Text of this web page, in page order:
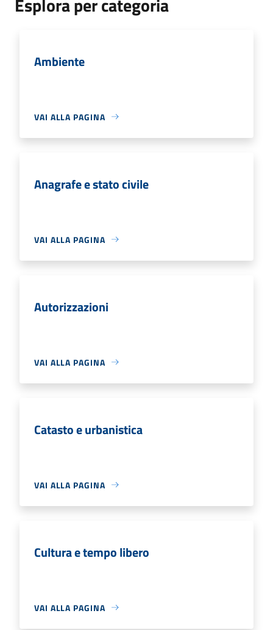
Ambiente
VAI ALLA PAGINA
Anagrafe e stato civile
VAI ALLA PAGINA
Autorizzazioni
VAI ALLA PAGINA
Catasto e urbanistica
VAI ALLA PAGINA
Cultura e tempo libero
VAI ALLA PAGINA